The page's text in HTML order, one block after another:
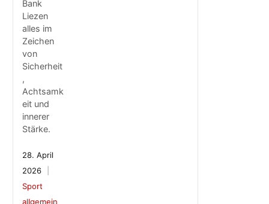
Bank
Liezen
alles im
Zeichen
von
Sicherheit
,
Achtsamk
eit und
innerer
Stärke.
28. April
2026
Sport
allgemein